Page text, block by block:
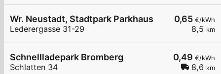
0,65 €/kWh
8,5 km
Wr. Neustadt, Stadtpark Parkhaus
Lederergasse 31-29
0,49 €/kWh
8,6 km
Schnellladepark Bromberg
Schlatten 34